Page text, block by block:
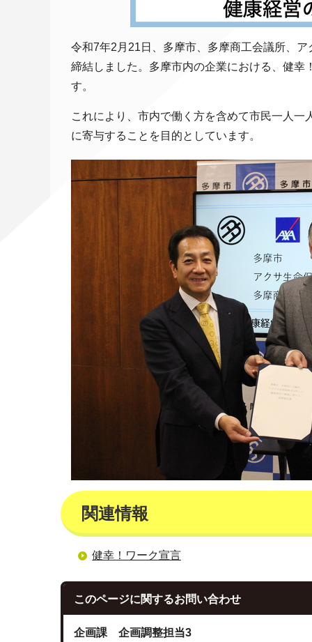
令和7年2月21日、多摩市、多摩商工会議所、
締結しました。多摩市内の企業における、健
す。
これにより、市内で働く方を含めて市民一人
に寄与することを目的としています。
関連情報
健幸！ワーク宣言
このページに関するお問い合わせ
企画課 企画調整担当3